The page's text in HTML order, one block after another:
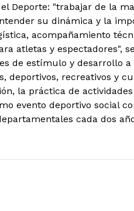
Deporte: "trabajar de la
su dinámica y la
acompañamiento
atletas y espectadores",
de estímulo y desarrollo
deportivos, recreativos y
la práctica de
evento deportivo social
cada dos